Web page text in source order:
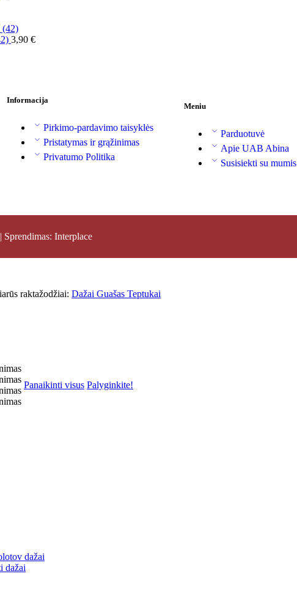
3,90 €
Informacija
Pirkimo-pardavimo taisyklės
Pristatymas ir grąžinimas
Privatumo Politika
Meniu
Parduotuvė
Apie UAB Abina
Susisiekti su mumis
Interplace
raktažodžiai: Dažai Guašas Teptukai
Panaikinti visus Palyginkite!
dažai
dažai